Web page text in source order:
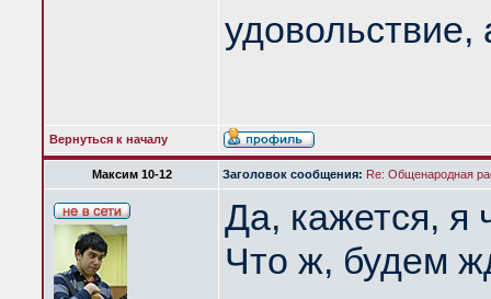
удовольствие,
Вернуться к началу
Максим 10-12 Заголовок сообщения: Re: Общенародная
Да, кажется, я
Что ж, будем